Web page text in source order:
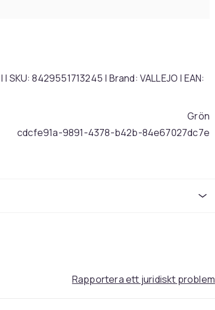
8429551713245 | Brand: VALLEJO | EAN:
Grön
cdcfe91a-9891-4378-b42b-84e67027dc7e
Rapportera ett juridiskt problem